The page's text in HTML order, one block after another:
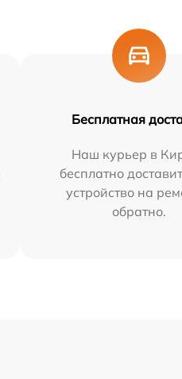
Бесплатная
Наш курьер в
бесплатно
устройство на
обратно.